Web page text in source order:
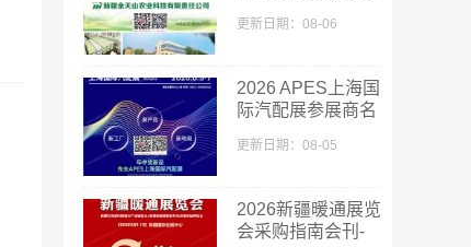
展商名录
更新日期：08-06
2026 APES上海国
际汽配展参展商名
更新日期：08-05
2026新疆暖通展览
会采购指南会刊-